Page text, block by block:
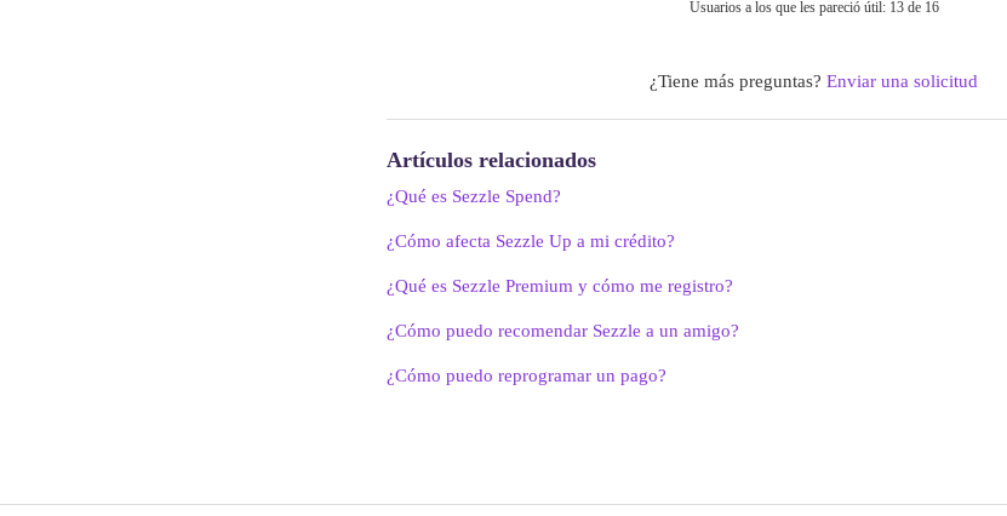
Usuarios a los que les pareció útil: 13 de 16
¿Tiene más preguntas?Enviar una solicitud
Artículos relacionados
¿Qué es Sezzle Spend?
¿Cómo afecta Sezzle Up a mi crédito?
¿Qué es Sezzle Premium y cómo me registro?
¿Cómo puedo recomendar Sezzle a un amigo?
¿Cómo puedo reprogramar un pago?